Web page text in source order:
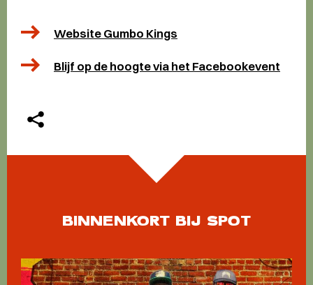
Website Gumbo Kings
Blijf op de hoogte via het Facebookevent
BINNENKORT BIJ SPOT